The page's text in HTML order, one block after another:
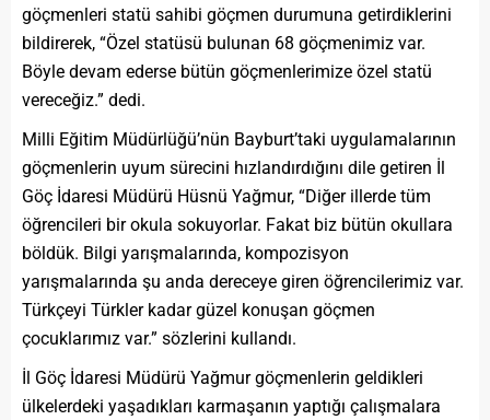
göçmenleri statü sahibi göçmen durumuna getirdiklerini
bildirerek, “Özel statüsü bulunan 68 göçmenimiz var.
Böyle devam ederse bütün göçmenlerimize özel statü
vereceğiz.” dedi.
Milli Eğitim Müdürlüğü’nün Bayburt’taki uygulamalarının
göçmenlerin uyum sürecini hızlandırdığını dile getiren İl
Göç İdaresi Müdürü Hüsnü Yağmur, “Diğer illerde tüm
öğrencileri bir okula sokuyorlar. Fakat biz bütün okullara
böldük. Bilgi yarışmalarında, kompozisyon
yarışmalarında şu anda dereceye giren öğrencilerimiz var.
Türkçeyi Türkler kadar güzel konuşan göçmen
çocuklarımız var.” sözlerini kullandı.
İl Göç İdaresi Müdürü Yağmur göçmenlerin geldikleri
ülkelerdeki yaşadıkları karmaşanın yaptığı çalışmalara